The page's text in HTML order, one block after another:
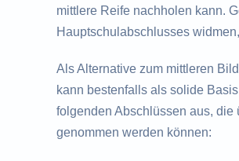
mittlere Reife nachholen kann.
Hauptschulabschlusses
Als Alternative zum mittleren
kann bestenfalls als solide
folgenden Abschlüssen aus, die
genommen werden können: